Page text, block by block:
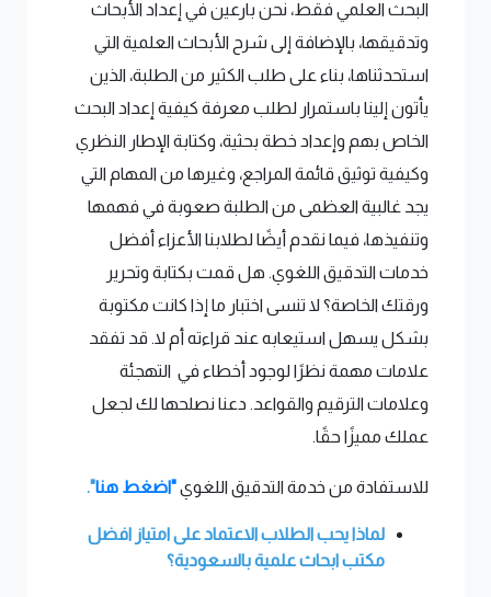
البحث العلمي فقط، نحن بارعين في إعداد الأبحاث
وتدقيقها، بالإضافة إلى شرح الأبحاث العلمية التي
استحدثناها، بناء على طلب الكثير من الطلبة، الذين
يأتون إلينا باستمرار لطلب معرفة كيفية إعداد البحث
الخاص بهم وإعداد خطة بحثية، وكتابة الإطار النظري
وكيفية توثيق قائمة المراجع، وغيرها من المهام التي
يجد غالبية العظمى من الطلبة صعوبة في فهمها
وتنفيذها، فيما نقدم أيضًا لطلابنا الأعزاء أفضل
خدمات التدقيق اللغوي. هل قمت بكتابة وتحرير
ورقتك الخاصة؟ لا تنسى اختبار ما إذا كانت مكتوبة
بشكل يسهل استيعابه عند قراءته أم لا. قد تفقد
علامات مهمة نظرًا لوجود أخطاء في التهجئة
وعلامات الترقيم والقواعد. دعنا نصلحها لك لجعل
عملك مميزًا حقًا.
للاستفادة من خدمة التدقيق اللغوي"اضغط هنا".
لماذا يحب الطلاب الاعتماد على امتياز افضل
مكتب ابحاث علمية بالسعودية؟